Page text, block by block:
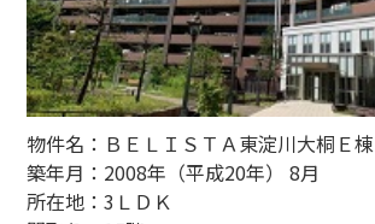
物件名：ＢＥＬＩＳＴＡ東淀川大桐Ｅ棟
築年月：2008年（平成20年） 8月
所在地：3ＬＤＫ